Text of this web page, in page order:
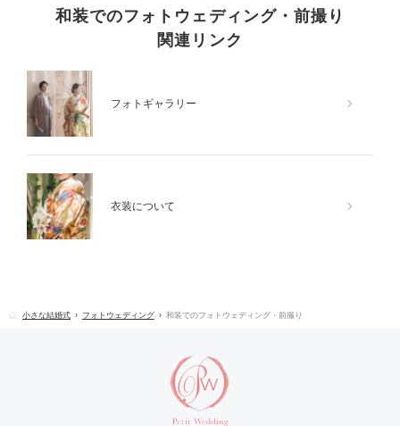
和装でのフォトウェディング・前撮り
関連リンク
フォトギャラリー
衣装について
小さな結婚式 フォトウェディング 和装でのフォトウェディング・前撮り